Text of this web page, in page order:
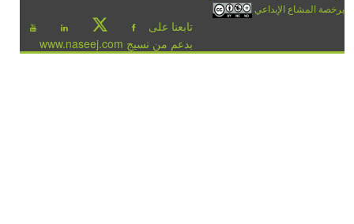
برخصة المشاع الإبداعي
تابعنا على
بدعم من نسيج www.naseej.com